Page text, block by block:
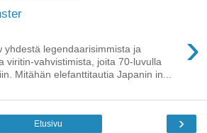
›
yhdestä legendaarisimmista ja
viritin-vahvistimista, joita 70-luvulla
Mitähän elefanttitautia Japanin in...
›
Etusivu